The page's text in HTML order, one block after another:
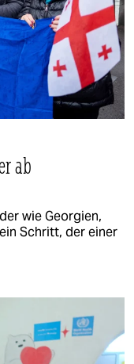
ab
wie Georgien,
Schritt, der einer